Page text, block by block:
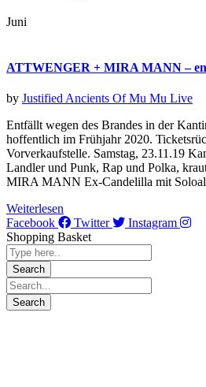
Juni
ATTWENGER + MIRA MANN –
by Justified Ancients Of Mu Mu Live
Entfällt wegen des Brandes in der
hoffentlich im Frühjahr 2020.
Vorverkaufstelle. Samstag, 23.11.19
Landler und Punk, Rap und Polka,
MIRA MANN Ex-Candelilla mit
Weiterlesen
Facebook
Twitter
Instagram
Shopping Basket